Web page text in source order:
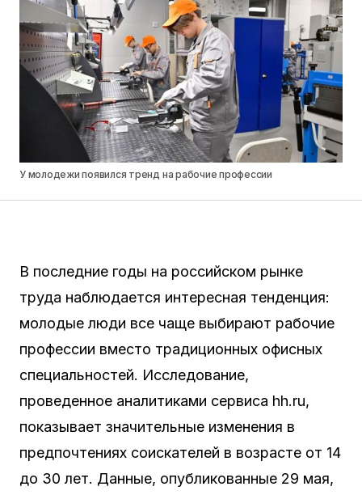
У молодежи появился тренд на рабочие профессии
В последние годы на российском рынке
труда наблюдается интересная тенденция:
молодые люди все чаще выбирают рабочие
профессии вместо традиционных офисных
специальностей. Исследование,
проведенное аналитиками сервиса hh.ru,
показывает значительные изменения в
предпочтениях соискателей в возрасте от 14
до 30 лет. Данные, опубликованные 29 мая,